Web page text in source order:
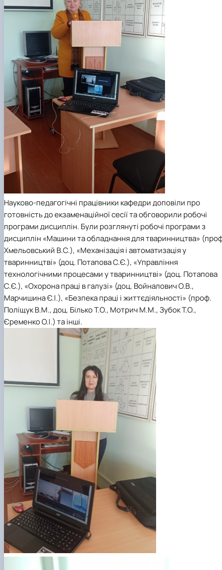
Науково-педагогічні працівники кафедри доповіли про
готовність до екзаменаційної сесії та обговорили робочі
програми дисциплін. Були розглянуті робочі програми з
дисциплін «Машини та обладнання для тваринництва»
Хмельовський В.С.), «Механізація і автоматизація у
тваринництві» (доц. Потапова С.Є.), «Управління
технологічними процесами у тваринництві» (доц. Потапова
С.Є.), «Охорона праці в галузі» (доц. Войналович О.В.,
Марчишина Є.І.), «Безпека праці і життєдіяльності» (проф.
Поліщук В.М., доц. Білько Т.О., Мотрич М.М., Зубок Т.О.,
Єременко О.І.) та інші.